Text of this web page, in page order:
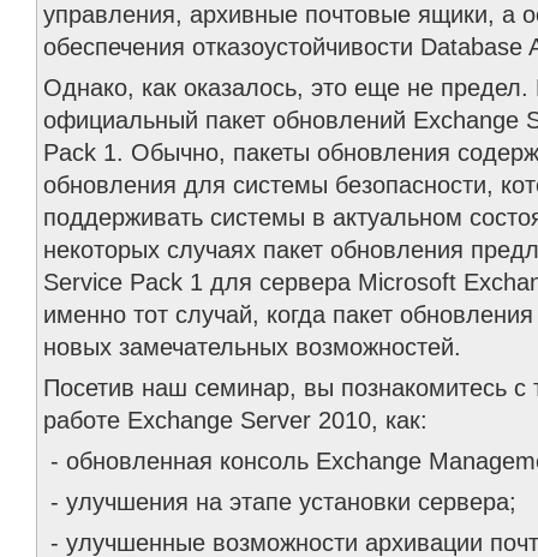
управления, архивные почтовые ящики, а
обеспечения отказоустойчивости Database
Однако, как оказалось, это еще не
официальный пакет обновлений Exchange
Pack 1. Обычно, пакеты обновления
обновления для системы безопасности,
поддерживать системы в актуальном
некоторых случаях пакет обновления
Service Pack 1 для сервера Microsoft
именно тот случай, когда пакет
новых замечательных возможностей.
Посетив наш семинар, вы познакомитесь
работе Exchange Server 2010, как:
- обновленная консоль Exchange
- улучшения на этапе установки сервера;
- улучшенные возможности архивации